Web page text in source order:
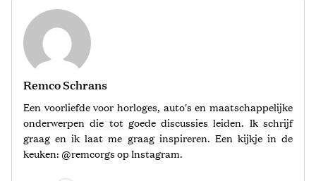
Remco Schrans
Een voorliefde voor horloges, auto's en maatschappelijke
onderwerpen die tot goede discussies leiden. Ik schrijf
graag en ik laat me graag inspireren. Een kijkje in de
keuken: @remcorgs op Instagram.